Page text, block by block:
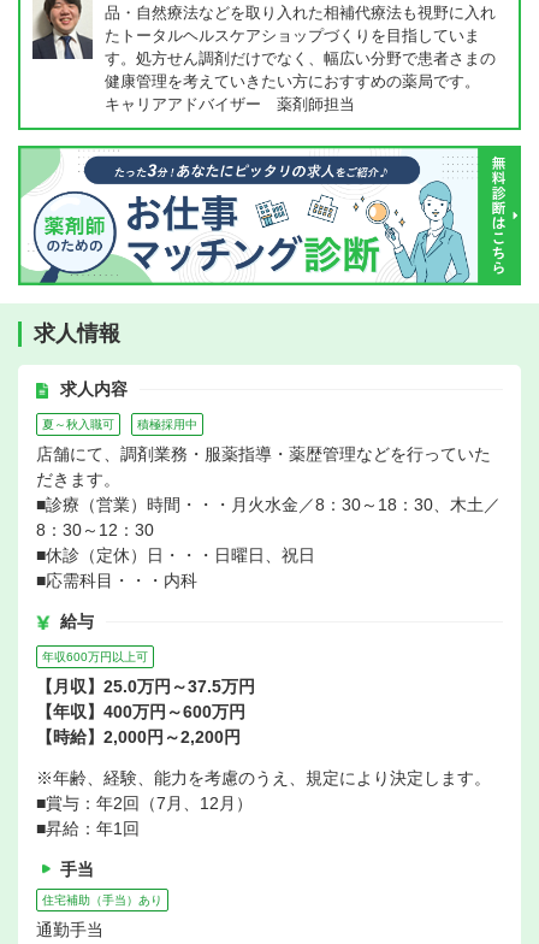
品・自然療法などを取り入れた相補代療法も視野に入れ
たトータルヘルスケアショップづくりを目指していま
す。処方せん調剤だけでなく、幅広い分野で患者さまの
健康管理を考えていきたい方におすすめの薬局です。
キャリアアドバイザー 薬剤師担当
求人情報
求人内容
夏～秋入職可 積極採用中
店舗にて、調剤業務・服薬指導・薬歴管理などを行っていた
だきます。
■診療（営業）時間・・・月火水金／8：30～18：30、木土／
8：30～12：30
■休診（定休）日・・・日曜日、祝日
■応需科目・・・内科
給与
年収600万円以上可
【月収】25.0万円～37.5万円
【年収】400万円～600万円
【時給】2,000円～2,200円
※年齢、経験、能力を考慮のうえ、規定により決定します。
■賞与：年2回（7月、12月）
■昇給：年1回
手当
住宅補助（手当）あり
通勤手当